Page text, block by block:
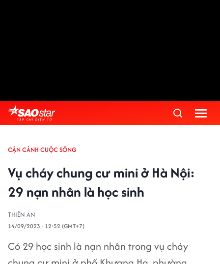
CẬN CẢNH CUỘC SỐNG
Vụ cháy chung cư mini ở Hà Nội:
29 nạn nhân là học sinh
THIÊN AN
14/09/2023 - 12:52 (GMT+7)
Có 29 học sinh là nạn nhân trong vụ cháy